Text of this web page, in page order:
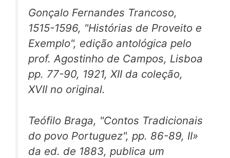
Gonçalo Fernandes Trancoso,
1515-1596, "Histórias de Proveito e
Exemplo", edição antológica pelo
prof. Agostinho de Campos, Lisboa
pp. 77-90, 1921, XII da coleção,
XVII no original.
Teófilo Braga, "Contos Tradicionais
do povo Portuguez", pp. 86-89, II»
da ed. de 1883, publica um